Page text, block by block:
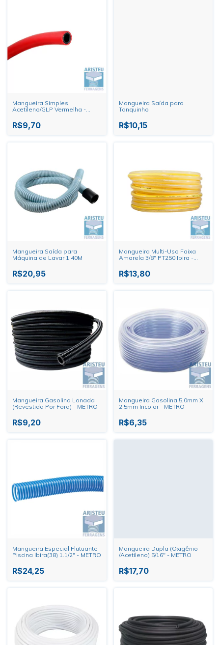
Mangueira Simples
Acetileno/GLP Vermelha -
R$9,70
Mangueira Saída para
Tanquinho
R$10,15
Mangueira Saída para
Máquina de Lavar 1,40M
R$20,95
Mangueira Multi-Uso Faixa
Amarela 3/8" PT250 Ibira -
R$13,80
Mangueira Gasolina Lonada
(Revestida Por Fora) - METRO
R$9,20
Mangueira Gasolina 5,0mm X
2,5mm Incolor - METRO
R$6,35
Mangueira Especial Flutuante
Piscina Ibira(38) 1.1/2" - METRO
R$24,25
Mangueira Dupla (Oxigênio
/Acetileno) 5/16" - METRO
R$17,70